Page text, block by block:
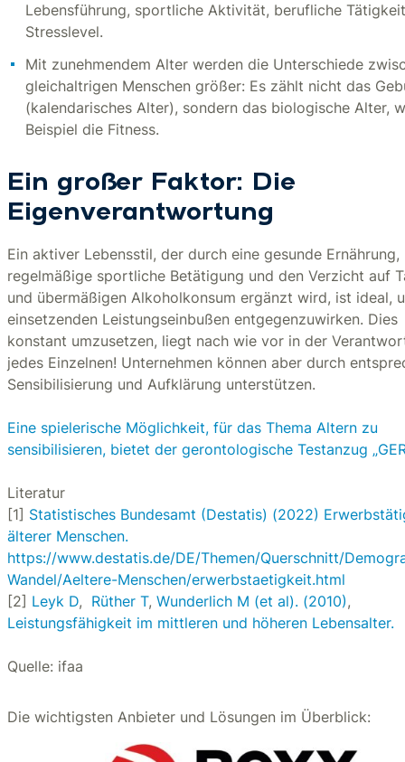
Lebensführung, sportliche Aktivität, berufliche
Stresslevel.
Mit zunehmendem Alter werden die Unterschiede
gleichaltrigen Menschen größer: Es zählt nicht das
(kalendarisches Alter), sondern das biologische Alter,
Beispiel die Fitness.
Ein großer Faktor: Die
Eigenverantwortung
Ein aktiver Lebensstil, der durch eine gesunde Ernährung,
regelmäßige sportliche Betätigung und den Verzicht auf
und übermäßigen Alkoholkonsum ergänzt wird, ist ideal,
einsetzenden Leistungseinbußen entgegenzuwirken. Dies
konstant umzusetzen, liegt nach wie vor in der
jedes Einzelnen! Unternehmen können aber durch
Sensibilisierung und Aufklärung unterstützen.
Eine spielerische Möglichkeit, für das Thema Altern zu
sensibilisieren, bietet der gerontologische Testanzug
Literatur
[1] Statistisches Bundesamt (Destatis) (2022)
älterer Menschen.
https://www.destatis.de/DE/Themen/Querschnitt/
Wandel/Aeltere-Menschen/erwerbstaetigkeit.html
[2] Leyk D, Rüther T, Wunderlich M (et al). (2010),
Leistungsfähigkeit im mittleren und höheren Lebensalter.
Quelle: ifaa
Die wichtigsten Anbieter und Lösungen im Überblick: